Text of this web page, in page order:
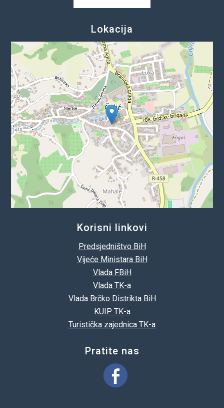
Lokacija
Korisni linkovi
Predsjedništvo BiH
Vijeće Ministara BiH
Vlada FBiH
Vlada TK-a
Vlada Brčko Distrikta BiH
KUIP TK-a
Turistička zajednica TK-a
Pratite nas